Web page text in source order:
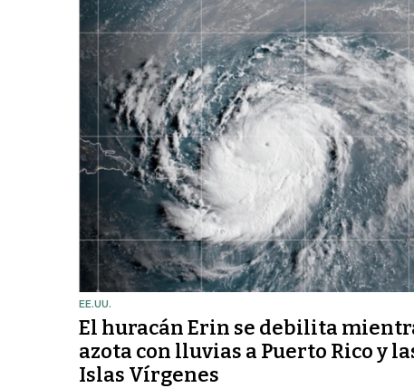
EE.UU.
El huracán Erin se debilita
azota con lluvias a Puerto Rico y
Islas Vírgenes